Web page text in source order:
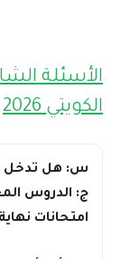
الأسئلة
الكويتي 2026
س: هل تدخل
ج: الدروس
امتحانات نهاية